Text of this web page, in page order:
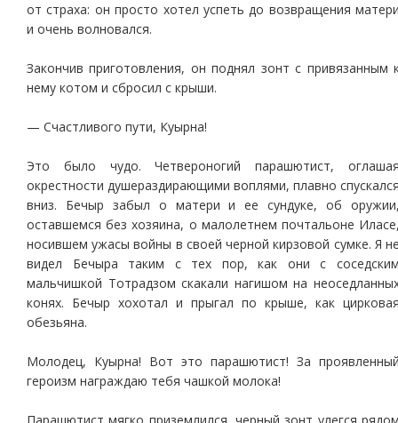
от страха: он просто хотел успеть до возвращения
и очень волновался.
Закончив приготовления, он поднял зонт с привязанным
нему котом и сбросил с крыши.
— Счастливого пути, Куырна!
Это было чудо. Четвероногий парашютист,
окрестности душераздирающими воплями, плавно
вниз. Бечыр забыл о матери и ее сундуке, об
оставшемся без хозяина, о малолетнем почтальоне
носившем ужасы войны в своей черной кирзовой сумке. Я
видел Бечыра таким с тех пор, как они с
мальчишкой Тотрадзом скакали нагишом на
конях. Бечыр хохотал и прыгал по крыше, как
обезьяна.
Молодец, Куырна! Вот это парашютист! За
героизм награждаю тебя чашкой молока!